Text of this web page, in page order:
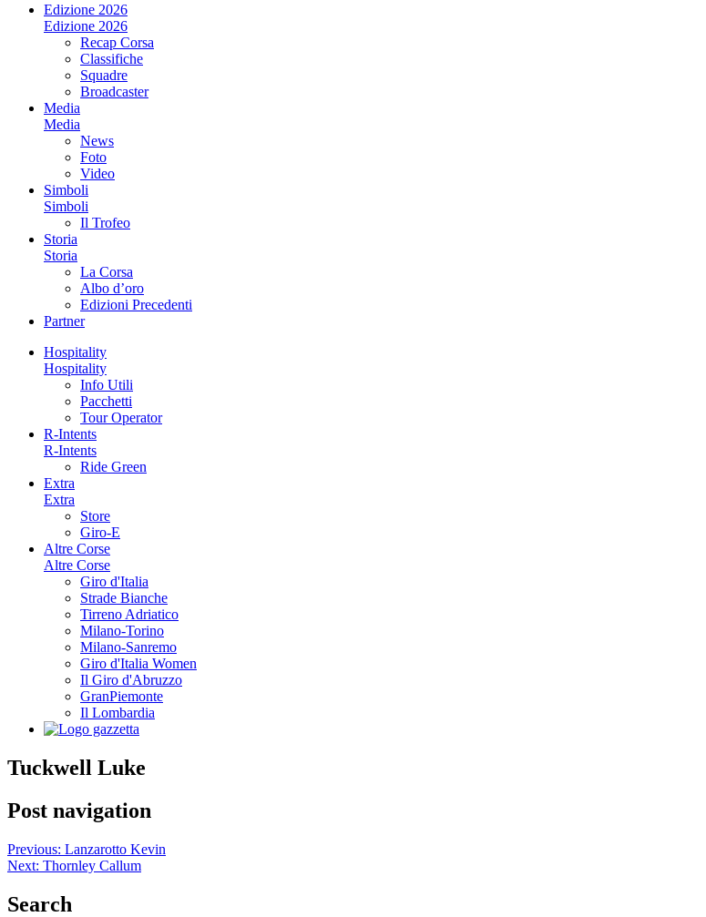
Edizione 2026
Edizione 2026
Recap Corsa
Classifiche
Squadre
Broadcaster
Media
Media
News
Foto
Video
Simboli
Simboli
Il Trofeo
Storia
Storia
La Corsa
Albo d’oro
Edizioni Precedenti
Partner
Hospitality
Hospitality
Info Utili
Pacchetti
Tour Operator
R-Intents
R-Intents
Ride Green
Extra
Extra
Store
Giro-E
Altre Corse
Altre Corse
Giro d'Italia
Strade Bianche
Tirreno Adriatico
Milano-Torino
Milano-Sanremo
Giro d'Italia Women
Il Giro d'Abruzzo
GranPiemonte
Il Lombardia
Tuckwell Luke
Post navigation
Previous: Lanzarotto Kevin
Next: Thornley Callum
Search